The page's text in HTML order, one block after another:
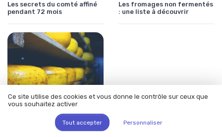
Les secrets du comté affiné
pendant 72 mois
Les fromages non fermentés
: une liste à découvrir
Ce site utilise des cookies et vous donne le contrôle sur ceux que
vous souhaitez activer
Tout accepter Personnaliser